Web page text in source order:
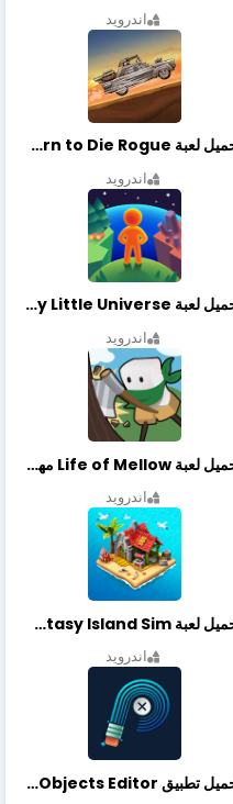
اندرويد
تحميل لعبة Earn to Die Rogue مهكرة اخر اصدار
اندرويد
تحميل لعبة My Little Universe مهكرة أخر إصدار
اندرويد
تحميل لعبة Life of Mellow مهكرة أخر إصدار
اندرويد
تحميل لعبة Fantasy Island Sim مهكرة أخر إصدار
اندرويد
تحميل تطبيق Retouch Remove Objects Editor مهكرة اخر إصدار